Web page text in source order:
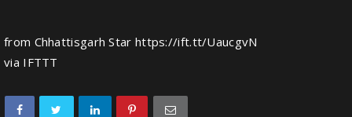
from Chhattisgarh Star https://ift.tt/UaucgvN
via IFTTT